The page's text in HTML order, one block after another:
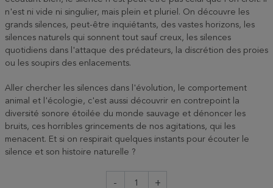
n'est ni vide ni singulier, mais plein et pluriel. On découvre les
grands silences, peut-être inquiétants, des vastes horizons, les
silences naturels qui sonnent tout sauf creux, les silences
quotidiens dans l'attaque des prédateurs, la discrétion des proies
ou les soupirs des enlacements.
Aller chercher les silences dans l'évolution, le comportement
animal et l'écologie, c'est aussi découvrir en contrepoint la
diversité sonore étoilée du monde sauvage et dénoncer les
bruits, ces horribles grincements de nos agitations, qui les
menacent. Et si on respirait quelques instants pour écouter le
silence et son histoire naturelle ?
- +